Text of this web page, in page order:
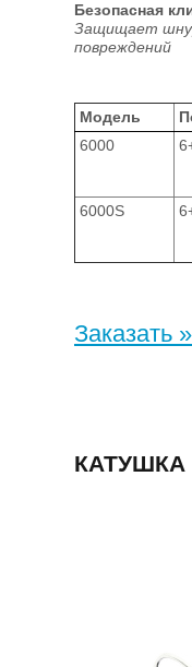
Безопасная
Защищает
повреждений
Модель
6000
6000S
Заказать »
КАТУШКА